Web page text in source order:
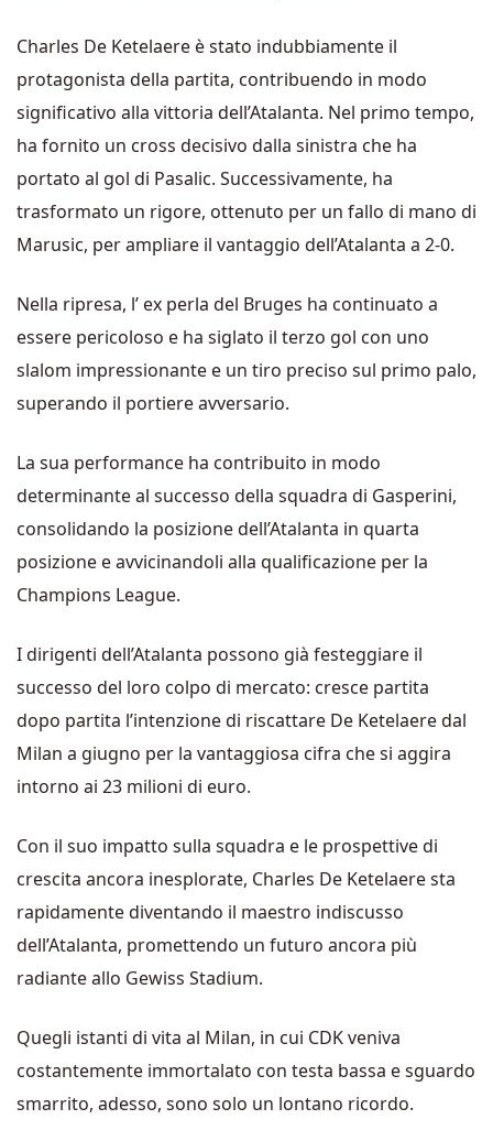
Charles De Ketelaere è stato indubbiamente il
protagonista della partita, contribuendo in modo
significativo alla vittoria dell’Atalanta. Nel primo tempo,
ha fornito un cross decisivo dalla sinistra che ha
portato al gol di Pasalic. Successivamente, ha
trasformato un rigore, ottenuto per un fallo di mano di
Marusic, per ampliare il vantaggio dell’Atalanta a 2-0.
Nella ripresa, l’ ex perla del Bruges ha continuato a
essere pericoloso e ha siglato il terzo gol con uno
slalom impressionante e un tiro preciso sul primo palo,
superando il portiere avversario.
La sua performance ha contribuito in modo
determinante al successo della squadra di Gasperini,
consolidando la posizione dell’Atalanta in quarta
posizione e avvicinandoli alla qualificazione per la
Champions League.
I dirigenti dell’Atalanta possono già festeggiare il
successo del loro colpo di mercato: cresce partita
dopo partita l’intenzione di riscattare De Ketelaere dal
Milan a giugno per la vantaggiosa cifra che si aggira
intorno ai 23 milioni di euro.
Con il suo impatto sulla squadra e le prospettive di
crescita ancora inesplorate, Charles De Ketelaere sta
rapidamente diventando il maestro indiscusso
dell’Atalanta, promettendo un futuro ancora più
radiante allo Gewiss Stadium.
Quegli istanti di vita al Milan, in cui CDK veniva
costantemente immortalato con testa bassa e sguardo
smarrito, adesso, sono solo un lontano ricordo.